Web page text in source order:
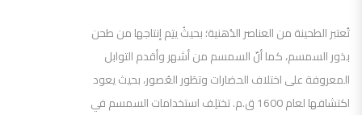
تُعتبر الطحينة من العناصر الدُهنية؛ بحيثُ يتِم إنتاجها من طحن
بذور السمسم، كما أنّ السمسم من أشهر وأقدم التوابل
المعروفة على اختلاف الحضارات وتطَور العُصور، بحيث يعود
اكتشافها لعام 1600 ق.م. تختلِف استخدامات السمسم في